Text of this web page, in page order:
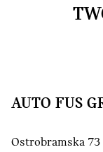
AUTO FUS
Ostrobramska 73